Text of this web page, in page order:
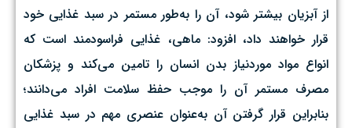
از آبزیان بیشتر شود،‌ آن را به‌طور مستمر در سبد غذایی خود
قرار خواهند داد، افزود: ماهی، غذایی فراسودمند است که
انواع مواد موردنیاز بدن انسان را تامین می‌کند و پزشکان
مصرف مستمر آن را موجب حفظ سلامت افراد می‌دانند؛‌
بنابراین قرار گرفتن آن به‌عنوان عنصری مهم در سبد غذایی